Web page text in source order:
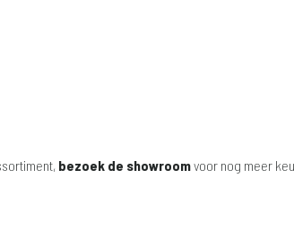
bezoek de showroomvoor nog meer